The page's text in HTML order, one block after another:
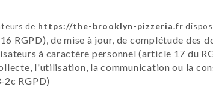
de https://the-brooklyn-pizzeria.fr
de mise à jour, de complétude des
à caractère personnel (article 17 du
l'utilisation, la communication ou la
RGPD)